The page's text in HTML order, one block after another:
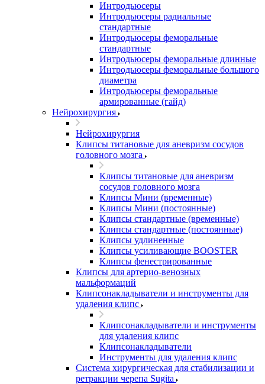
Интродьюсеры
Интродьюсеры радиальные
стандартные
Интродьюсеры феморальные
стандартные
Интродьюсеры феморальные длинные
Интродьюсеры феморальные большого
диаметра
Интродьюсеры феморальные
армированные (гайд)
Нейрохирургия
Нейрохирургия
Клипсы титановые для аневризм сосудов
головного мозга
Клипсы титановые для аневризм
сосудов головного мозга
Клипсы Мини (временные)
Клипсы Мини (постоянные)
Клипсы стандартные (временные)
Клипсы стандартные (постоянные)
Клипсы удлиненные
Клипсы усиливающие BOOSTER
Клипсы фенестрированные
Клипсы для артерио-венозных
мальформаций
Клипсонакладыватели и инструменты для
удаления клипс
Клипсонакладыватели и инструменты
для удаления клипс
Клипсонакладыватели
Инструменты для удаления клипс
Система хирургическая для стабилизации и
ретракции черепа Sugita